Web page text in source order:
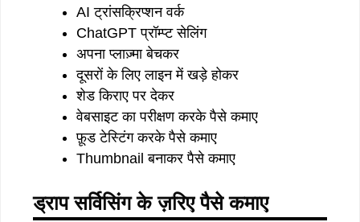
AI ट्रांसक्रिप्शन वर्क
ChatGPT प्रॉम्प्ट सेलिंग
अपना प्लाज़्मा बेचकर
दूसरों के लिए लाइन में खड़े होकर
शेड किराए पर देकर
वेबसाइट का परीक्षण करके पैसे कमाए
फ़ूड टेस्टिंग करके पैसे कमाए
Thumbnail बनाकर पैसे कमाए
ड्राप सर्विसिंग के ज़रिए पैसे कमाए